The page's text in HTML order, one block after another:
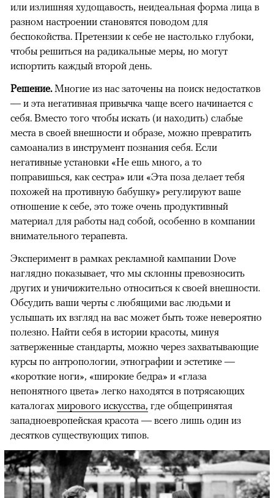
или излишняя худощавость, неидеальная форма лица в
разном настроении становятся поводом для
беспокойства. Претензии к себе не настолько глубоки,
чтобы решиться на радикальные меры, но могут
испортить каждый второй день.
Решение.Многие из нас заточены на поиск недостатков
— и эта негативная привычка чаще всего начинается с
себя. Вместо того чтобы искать (и находить) слабые
места в своей внешности и образе, можно превратить
самоанализ в инструмент познания себя. Если
негативные установки «Не ешь много, а то
поправишься, как сестра» или «Эта поза делает тебя
похожей на противную бабушку» регулируют ваше
отношение к себе, это тоже очень продуктивный
материал для работы над собой, особенно в компании
внимательного терапевта.
Эксперимент в рамках рекламной кампании Dove
наглядно показывает, что мы склонны превозносить
других и уничижительно относиться к своей внешности.
Обсудить ваши черты с любящими вас людьми и
услышать их взгляд на вас может быть тоже невероятно
полезно. Найти себя в истории красоты, минуя
затверженные стандарты, можно через захватывающие
курсы по антропологии, этнографии и эстетике —
«короткие ноги», «широкие бедра» и «глаза
непонятного цвета» легко находятся в потрясающих
каталогах мирового искусства, где общепринятая
западноевропейская красота — всего лишь один из
десятков существующих типов.